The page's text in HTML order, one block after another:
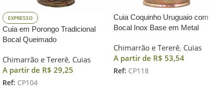
EXPRESSO
Cuia em Porongo Tradicional
Bocal Queimado
Chimarrão e Tererê, Cuias
A partir de R$ 29,25
Ref: CP104
Cuia Coquinho Uruguaio com
Bocal Inox Base em Metal
Chimarrão e Tererê, Cuias
A partir de R$ 53,54
Ref: CP118